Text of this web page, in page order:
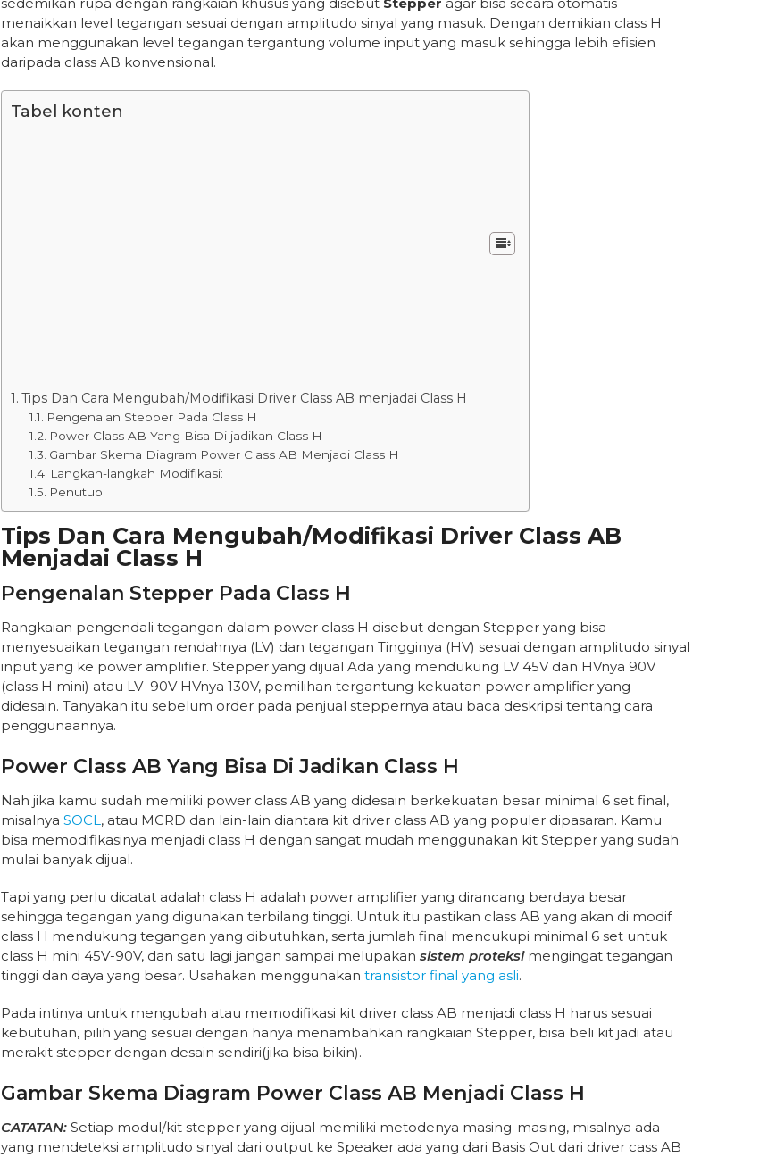
menaikkan level tegangan sesuai dengan amplitudo sinyal yang masuk. Dengan demikian class H
akan menggunakan level tegangan tergantung volume input yang masuk sehingga lebih efisien
daripada class AB konvensional.
Tabel konten
Tips Dan Cara Mengubah/Modifikasi Driver Class AB menjadai Class H
Pengenalan Stepper Pada Class H
Power Class AB Yang Bisa Di jadikan Class H
Gambar Skema Diagram Power Class AB Menjadi Class H
Langkah-langkah Modifikasi:
Penutup
Tips Dan Cara Mengubah/Modifikasi Driver Class AB
Menjadai Class H
Pengenalan Stepper Pada Class H
Rangkaian pengendali tegangan dalam power class H disebut dengan Stepper yang bisa
menyesuaikan tegangan rendahnya (LV) dan tegangan Tingginya (HV) sesuai dengan amplitudo sinyal
input yang ke power amplifier. Stepper yang dijual Ada yang mendukung LV 45V dan HVnya 90V
(class H mini) atau LV 90V HVnya 130V, pemilihan tergantung kekuatan power amplifier yang
didesain. Tanyakan itu sebelum order pada penjual steppernya atau baca deskripsi tentang cara
penggunaannya.
Power Class AB Yang Bisa Di Jadikan Class H
Nah jika kamu sudah memiliki power class AB yang didesain berkekuatan besar minimal 6 set final,
misalnya SOCL, atau MCRD dan lain-lain diantara kit driver class AB yang populer dipasaran. Kamu
bisa memodifikasinya menjadi class H dengan sangat mudah menggunakan kit Stepper yang sudah
mulai banyak dijual.
Tapi yang perlu dicatat adalah class H adalah power amplifier yang dirancang berdaya besar
sehingga tegangan yang digunakan terbilang tinggi. Untuk itu pastikan class AB yang akan di modif
class H mendukung tegangan yang dibutuhkan, serta jumlah final mencukupi minimal 6 set untuk
class H mini 45V-90V, dan satu lagi jangan sampai melupakan sistem proteksimengingat tegangan
tinggi dan daya yang besar. Usahakan menggunakan transistor final yang asli.
Pada intinya untuk mengubah atau memodifikasi kit driver class AB menjadi class H harus sesuai
kebutuhan, pilih yang sesuai dengan hanya menambahkan rangkaian Stepper, bisa beli kit jadi atau
merakit stepper dengan desain sendiri(jika bisa bikin).
Gambar Skema Diagram Power Class AB Menjadi Class H
CATATAN: Setiap modul/kit stepper yang dijual memiliki metodenya masing-masing, misalnya ada
yang mendeteksi amplitudo sinyal dari output ke Speaker ada yang dari Basis Out dari driver cass AB